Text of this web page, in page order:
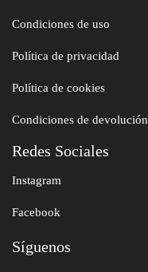
Condiciones de uso
Política de privacidad
Política de cookies
Condiciones de devolución
Redes Sociales
Instagram
Facebook
Síguenos